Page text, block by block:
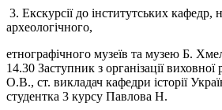
3. Екскурсії до інститутських кафедр,
археологічного,
етнографічного музеїв та музею Б.
14.30 Заступник з організації
О.В., ст. викладач кафедри історії
студентка 3 курсу Павлова Н.